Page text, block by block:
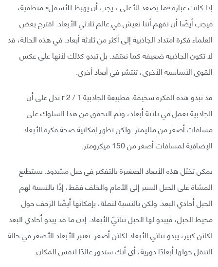
إذا كانت عبارة «ما يصعد للأعلى ، يجب أن يهبط للأسفل» منطقية،
فيجب أيضًا أن نفهم أننا نعيش في عالم ثلاثي الأبعاد. اقترح بعض
العلماء فكرة امتداد الجاذبية إلى أكثر من ثلاثة أبعاد. في هذه الحالة، قد
لا تكون الجاذبية ضعيفة كما نعتقد. بل تبدو كذلك لأنها على عكس
القوى الأساسية الأخرى، تنتشر في أبعاد أخرى.
قد تبدو هذه الفكرة سخيفة. فطبيعة الجاذبية 1 / r 2 تدل على أن
الجاذبية تعمل في ثلاثة أبعاد، وتم التحقق من هذا السلوك على
مسافات أصغر من ملليمتر. ولكن تظهر إمكانية صحة فكرة الأبعاد
الإضافية لمسافات أصغر من 150 ميكرومتر.
يمكن تخيّل هذه الأبعاد الصغيرة بالتفكير في حبل مشدود. يستطيع
المشاة على الحبل السير إلى الأمام والخلف فقط، إذًا بالنسبة لهم
الحبل أحادي البعد. ولكن بالنسبة لنملة، بإمكانها أيضًا الزحف حول
محيط الحبل، فيبدو لها الحبل ثنائيّ الأبعاد. إذن ما قد يبدو أحادي البعد
لكائن كبير، يبدو ثنائي الأبعاد لكائن أصغر. تعتبر الأبعاد الأصغر في حالة
التنقل حولها أبعادًا دورية، أي أنك ستدور عائدًا لنفس المكان.